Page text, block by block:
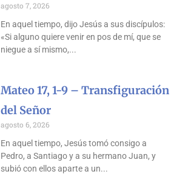
agosto 7, 2026
En aquel tiempo, dijo Jesús a sus discípulos:
«Si alguno quiere venir en pos de mí, que se
niegue a sí mismo,
Mateo 17, 1-9 – Transfiguración
del Señor
agosto 6, 2026
En aquel tiempo, Jesús tomó consigo a
Pedro, a Santiago y a su hermano Juan, y
subió con ellos aparte a un